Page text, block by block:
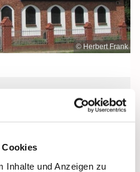
Cookies
Inhalte und Anzeigen zu
© Herbert Frank
2028, 08:30 Uhr
Dr.-Kurt-
Grimmen